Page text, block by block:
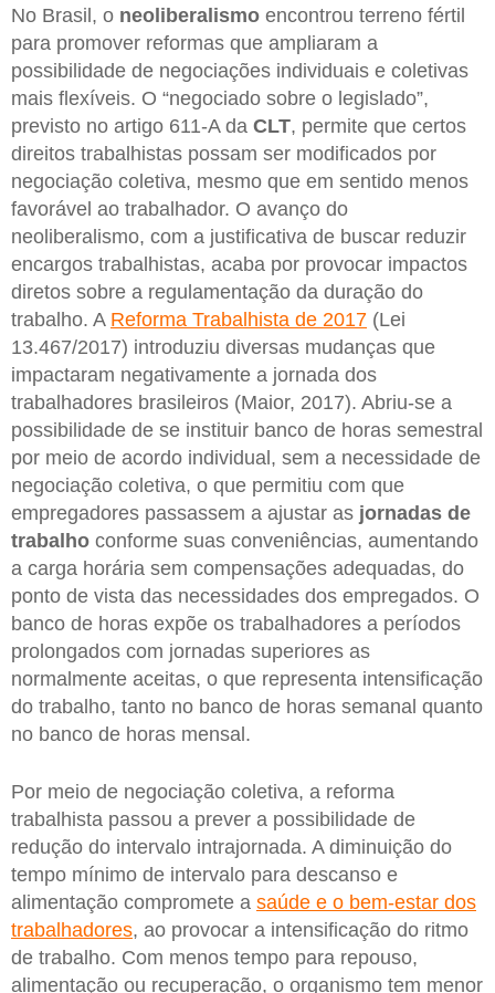
No Brasil, o neoliberalismo encontrou terreno fértil
para promover reformas que ampliaram a
possibilidade de negociações individuais e coletivas
mais flexíveis. O “negociado sobre o legislado”,
previsto no artigo 611-A da CLT, permite que certos
direitos trabalhistas possam ser modificados por
negociação coletiva, mesmo que em sentido menos
favorável ao trabalhador. O avanço do
neoliberalismo, com a justificativa de buscar reduzir
encargos trabalhistas, acaba por provocar impactos
diretos sobre a regulamentação da duração do
trabalho. A Reforma Trabalhista de 2017 (Lei
13.467/2017) introduziu diversas mudanças que
impactaram negativamente a jornada dos
trabalhadores brasileiros (Maior, 2017). Abriu-se a
possibilidade de se instituir banco de horas semestral
por meio de acordo individual, sem a necessidade de
negociação coletiva, o que permitiu com que
empregadores passassem a ajustar as jornadas de
trabalho conforme suas conveniências, aumentando
a carga horária sem compensações adequadas, do
ponto de vista das necessidades dos empregados. O
banco de horas expõe os trabalhadores a períodos
prolongados com jornadas superiores as
normalmente aceitas, o que representa intensificação
do trabalho, tanto no banco de horas semanal quanto
no banco de horas mensal.
Por meio de negociação coletiva, a reforma
trabalhista passou a prever a possibilidade de
redução do intervalo intrajornada. A diminuição do
tempo mínimo de intervalo para descanso e
alimentação compromete a saúde e o bem-estar dos
trabalhadores, ao provocar a intensificação do ritmo
de trabalho. Com menos tempo para repouso,
alimentação ou recuperação, o organismo tem menor